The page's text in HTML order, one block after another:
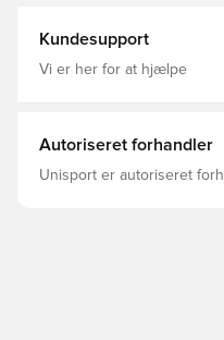
Kundesupport
Vi er her for at hjælpe
Autoriseret forhandler
Unisport er autoriseret